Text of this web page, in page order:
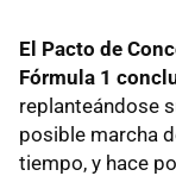
El Pacto de
Fórmula 1
replanteándose
posible marcha
tiempo, y hace